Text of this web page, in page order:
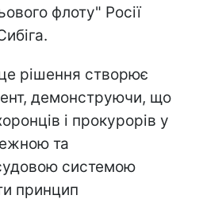
флоту" Росії
рішення створює
демонструючи, що
і прокурорів у
та
системою
принцип